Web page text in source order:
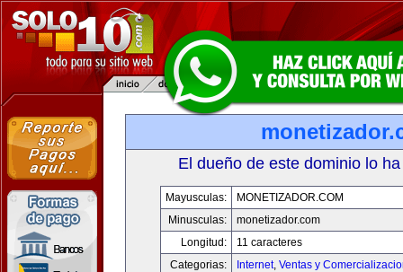
El dueño de este dominio lo
Mayusculas:
MONETIZADOR.COM
Minusculas:
monetizador.com
Longitud:
11 caracteres
Categorias:
Internet, Ventas y